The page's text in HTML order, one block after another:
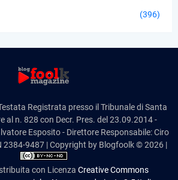
(396)
Registrata presso il Tribunale di Santa
al n. 828 con Decr. Pres. del 23.09.2014 -
Esposito - Direttore Responsabile: Ciro
2384-9487 | Copyright by Blogfoolk © 2026 |
con Licenza Creative Commons